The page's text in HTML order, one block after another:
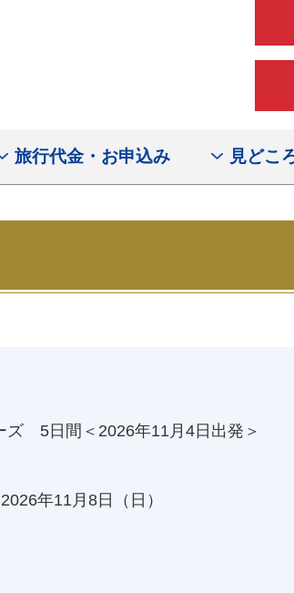
旅行代金・お申込み 見どこ
ズ 5日間＜2026年11月4日出発＞
2026年11月8日 （日）